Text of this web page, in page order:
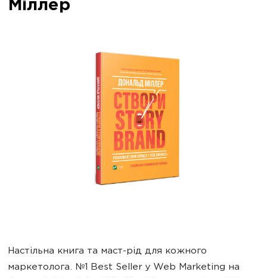
Міллер
Настільна книга та маст-рід для кожного
маркетолога. №1 Best Seller у Web Marketing на